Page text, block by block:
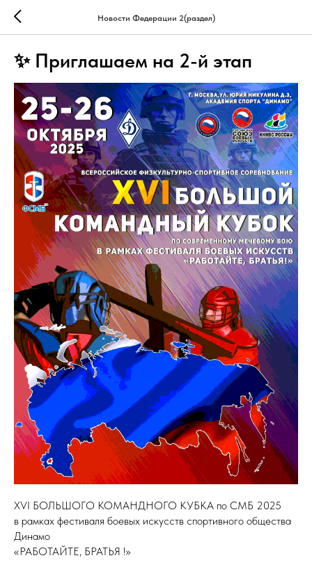
Новости Федерации 2(раздел)
✨ Приглашаем на 2-й этап
XVI БОЛЬШОГО КОМАНДНОГО КУБКА по СМБ 2025
в рамках фестиваля боевых искусств спортивного общества
Динамо
«РАБОТАЙТЕ, БРАТЬЯ !»